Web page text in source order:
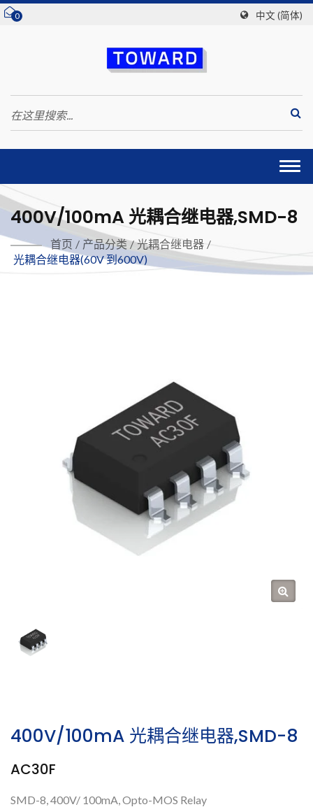
0 中文 (简体)
400V/100mA 光耦合继电器,SMD-8
首页 / 产品分类 / 光耦合继电器 /
光耦合继电器(60V 到600V)
400V/100mA 光耦合继电器,SMD-8
AC30F
SMD-8, 400V/ 100mA, Opto-MOS Relay